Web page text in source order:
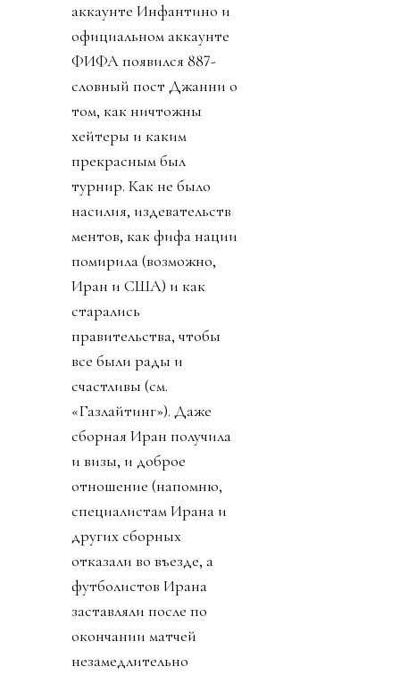
аккаунте Инфантино и
официальном аккаунте
ФИФА появился 887-
словный пост Джанни о
том, как ничтожны
хейтеры и каким
прекрасным был
турнир. Как не было
насилия, издевательств
ментов, как фифа нации
помирила (возможно,
Иран и США) и как
старались
правительства, чтобы
все были рады и
счастливы (см.
«Газлайтинг»). Даже
сборная Иран получила
и визы, и доброе
отношение (напомню,
специалистам Ирана и
других сборных
отказали во въезде, а
футболистов Ирана
заставляли после по
окончании матчей
незамедлительно